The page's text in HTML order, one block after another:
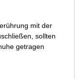
mit der
sollten
getragen